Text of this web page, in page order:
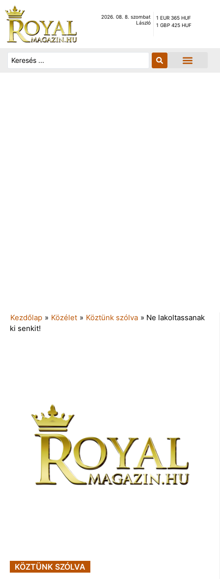
2026. 08. 8. szombat
László
1 EUR 365 HUF
1 GBP 425 HUF
Kezdőlap » Közélet » Köztünk szólva » Ne lakoltassanak
ki senkit!
KÖZTÜNK SZÓLVA